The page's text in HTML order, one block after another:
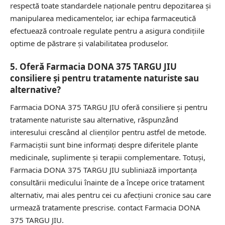
respectă toate standardele naționale pentru depozitarea și
manipularea medicamentelor, iar echipa farmaceutică
efectuează controale regulate pentru a asigura condițiile
optime de păstrare și valabilitatea produselor.
5. Oferă Farmacia DONA 375 TARGU JIU
consiliere și pentru tratamente naturiste sau
alternative?
Farmacia DONA 375 TARGU JIU oferă consiliere și pentru
tratamente naturiste sau alternative, răspunzând
interesului crescând al clienților pentru astfel de metode.
Farmaciștii sunt bine informați despre diferitele plante
medicinale, suplimente și terapii complementare. Totuși,
Farmacia DONA 375 TARGU JIU subliniază importanța
consultării medicului înainte de a începe orice tratament
alternativ, mai ales pentru cei cu afecțiuni cronice sau care
urmează tratamente prescrise. contact Farmacia DONA
375 TARGU JIU.